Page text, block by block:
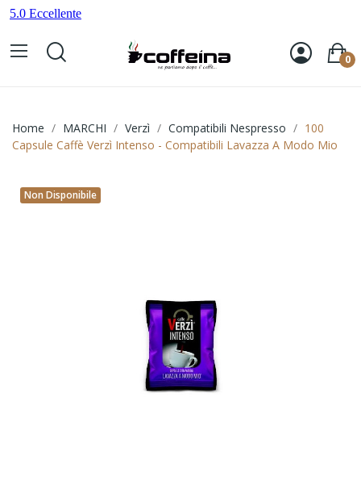
0
Home MARCHI Verzì Compatibili Nespresso
100
Capsule Caffè Verzì Intenso - Compatibili Lavazza A Modo Mio
Non Disponibile